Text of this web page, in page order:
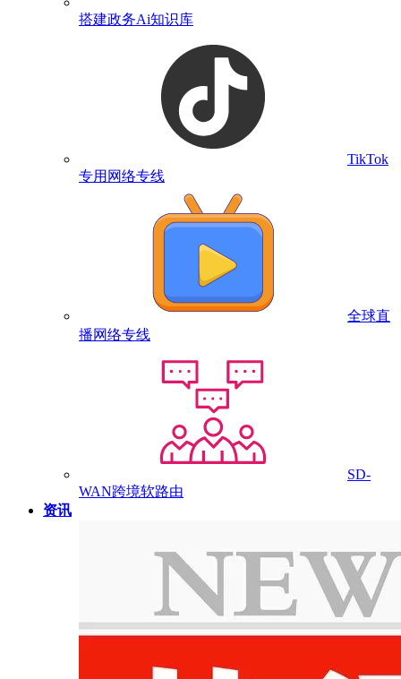
搭建政务Ai知识库
TikTok
专用网络专线
全球直
播网络专线
SD-
WAN跨境软路由
资讯